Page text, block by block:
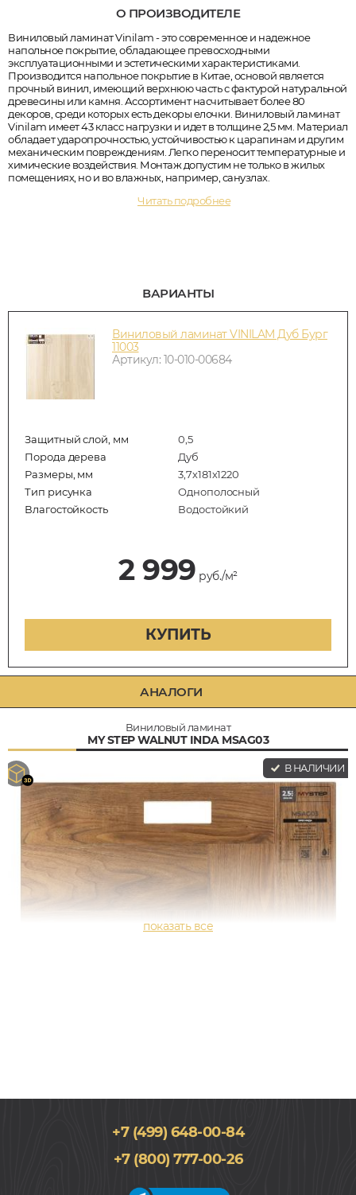
О ПРОИЗВОДИТЕЛЕ
Виниловый ламинат Vinilam - это современное и надежное
напольное покрытие, обладающее превосходными
эксплуатационными и эстетическими характеристиками.
Производится напольное покрытие в Китае, основой является
прочный винил, имеющий верхнюю часть с фактурой натуральной
древесины или камня. Ассортимент насчитывает более 80
декоров, среди которых есть декоры елочки. Виниловый ламинат
Vinilam имеет 43 класс нагрузки и идет в толщине 2,5 мм. Материал
обладает ударопрочностью, устойчивостью к царапинам и другим
механическим повреждениям. Легко переносит температурные и
химические воздействия. Монтаж допустим не только в жилых
помещениях, но и во влажных, например, санузлах.
Читать подробнее
ВАРИАНТЫ
Виниловый ламинат VINILAM Дуб Бург
11003
Артикул: 10-010-00684
Защитный слой, мм
0,5
Порода дерева
Дуб
Размеры, мм
3,7х181х1220
Тип рисунка
Однополосный
Влагостойкость
Водостойкий
2 999 руб./м²
КУПИТЬ
АНАЛОГИ
Виниловый ламинат
MY STEP WALNUT INDA MSAG03
В НАЛИЧИИ
+7 (499) 648-00-84
+7 (800) 777-00-26